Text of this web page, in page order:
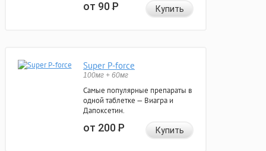
от 90Р Купить
Super P-force
100мг + 60мг
Самые популярные препараты в
одной таблетке — Виагра и
Дапоксетин.
от 200Р Купить